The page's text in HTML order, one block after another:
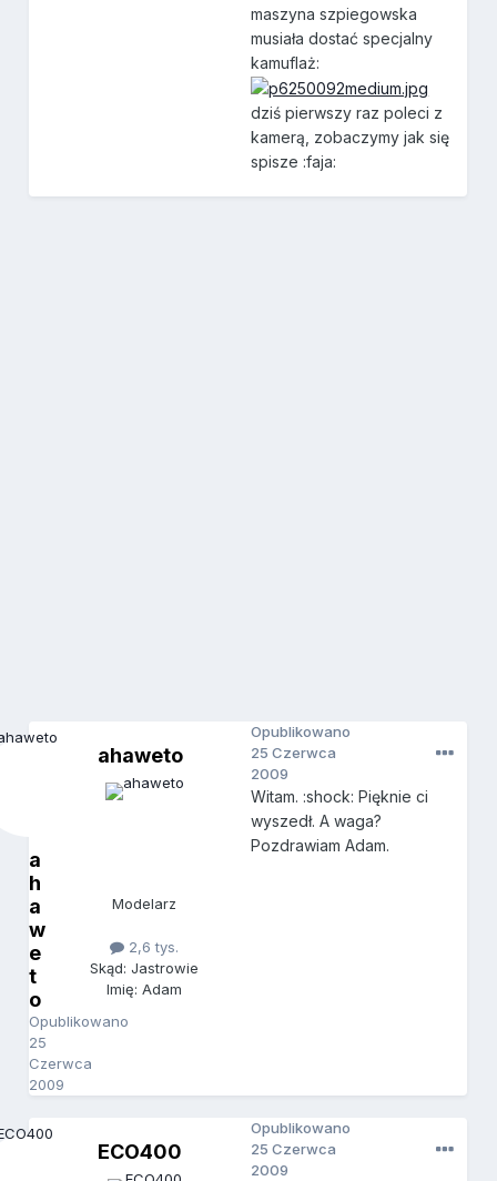
maszyna szpiegowska
musiała dostać specjalny
kamuflaż:
dziś pierwszy raz poleci z
kamerą, zobaczymy jak się
spisze :faja:
a
h
a
w
e
t
o
Opublikowano
25
Czerwca
2009
ahaweto
Modelarz
2,6 tys.
Skąd: Jastrowie
Imię: Adam
Opublikowano
25 Czerwca
2009
Witam. :shock: Pięknie ci
wyszedł. A waga?
Pozdrawiam Adam.
ECO400
Opublikowano
25 Czerwca
2009